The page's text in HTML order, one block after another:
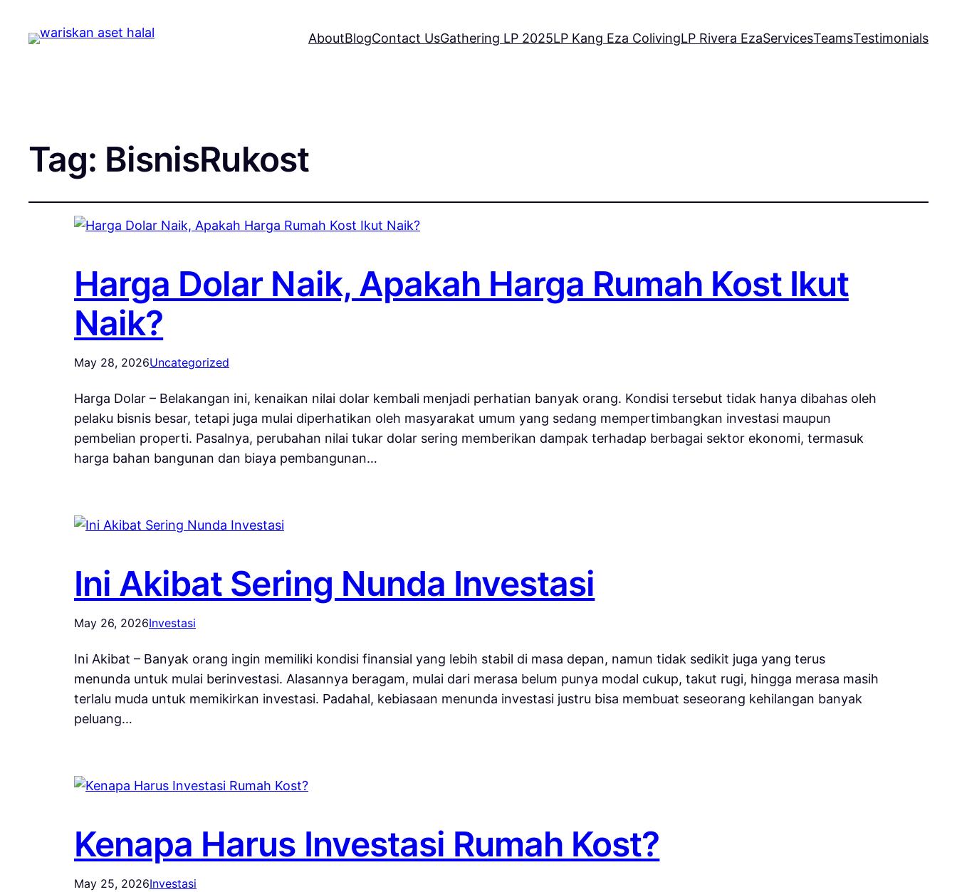
AboutBlogContact UsGathering LP 2025LP Kang Eza ColivingLP Rivera EzaServicesTeamsTestimonials
Tag: BisnisRukost
Harga Dolar Naik, Apakah Harga Rumah Kost Ikut
Naik?
May 28, 2026Uncategorized
Harga Dolar – Belakangan ini, kenaikan nilai dolar kembali menjadi perhatian banyak orang. Kondisi tersebut tidak hanya dibahas oleh
pelaku bisnis besar, tetapi juga mulai diperhatikan oleh masyarakat umum yang sedang mempertimbangkan investasi maupun
pembelian properti. Pasalnya, perubahan nilai tukar dolar sering memberikan dampak terhadap berbagai sektor ekonomi, termasuk
harga bahan bangunan dan biaya pembangunan…
Ini Akibat Sering Nunda Investasi
May 26, 2026Investasi
Ini Akibat – Banyak orang ingin memiliki kondisi finansial yang lebih stabil di masa depan, namun tidak sedikit juga yang terus
menunda untuk mulai berinvestasi. Alasannya beragam, mulai dari merasa belum punya modal cukup, takut rugi, hingga merasa masih
terlalu muda untuk memikirkan investasi. Padahal, kebiasaan menunda investasi justru bisa membuat seseorang kehilangan banyak
peluang…
Kenapa Harus Investasi Rumah Kost?
May 25, 2026Investasi